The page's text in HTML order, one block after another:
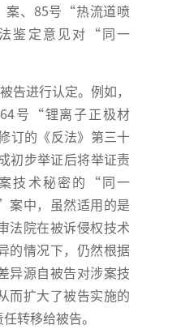
、85号“热流道喷
鉴定意见对“同一
告进行认定。例如，
号“锂离子正极材
订的《反法》第三十
初步举证后将举证责
技术秘密的“同一
中，虽然适用的是
法院在被诉侵权技术
的情况下，仍然根据
异源自被告对涉案技
而扩大了被告实施的
转移给被告。